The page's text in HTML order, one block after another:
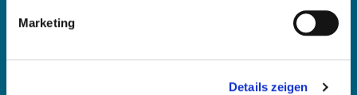
Marketing
Details zeigen
73730 Esslingen am Neckar​
Deutschland